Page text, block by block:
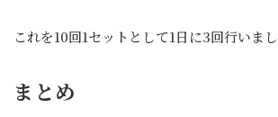
これを10回1セットとして1日に3回行いまし
まとめ